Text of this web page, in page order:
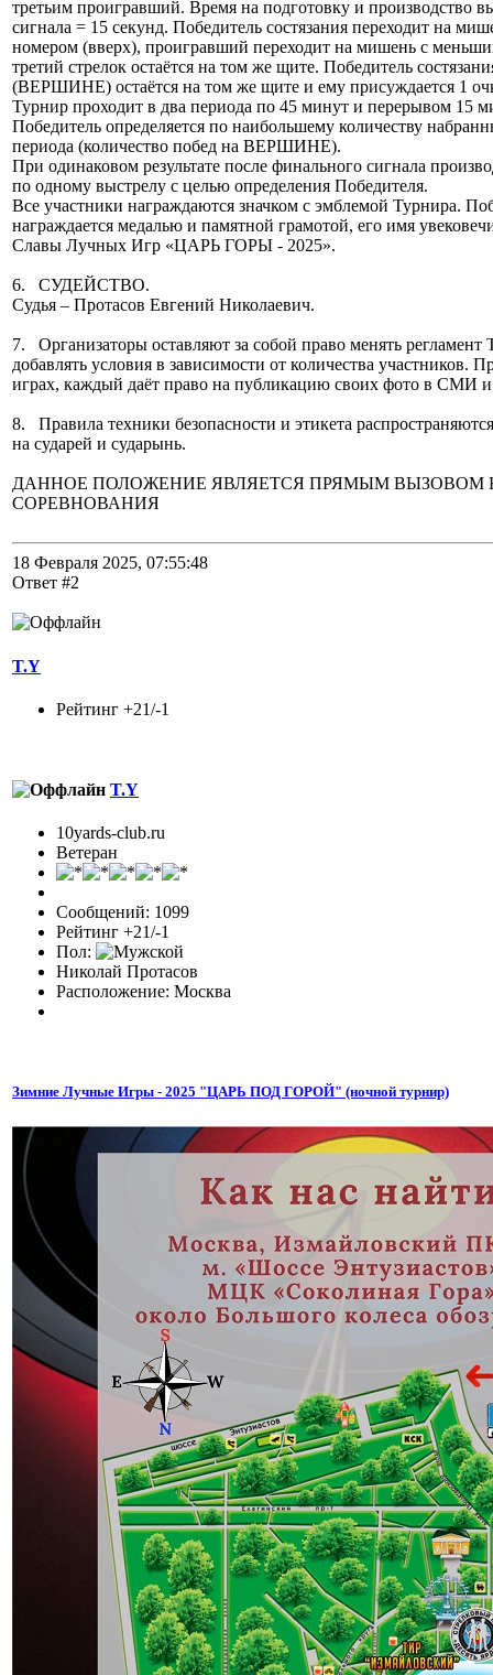
третьим проигравший. Время на подготовку и производство
сигнала = 15 секунд. Победитель состязания переходит на
номером (вверх), проигравший переходит на мишень с
третий стрелок остаётся на том же щите. Победитель
(ВЕРШИНЕ) остаётся на том же щите и ему присуждается 1
Турнир проходит в два периода по 45 минут и перерывом 15
Победитель определяется по наибольшему количеству
периода (количество побед на ВЕРШИНЕ).
При одинаковом результате после финального сигнала
по одному выстрелу с целью определения Победителя.
Все участники награждаются значком с эмблемой Турнира.
награждается медалью и памятной грамотой, его имя
Славы Лучных Игр «ЦАРЬ ГОРЫ - 2025».
6. СУДЕЙСТВО.
Судья – Протасов Евгений Николаевич.
7. Организаторы оставляют за собой право менять регламент
добавлять условия в зависимости от количества участников.
играх, каждый даёт право на публикацию своих фото в СМИ и
8. Правила техники безопасности и этикета
на сударей и сударынь.
ДАННОЕ ПОЛОЖЕНИЕ ЯВЛЯЕТСЯ ПРЯМЫМ ВЫЗОВОМ
СОРЕВНОВАНИЯ
18 Февраля 2025, 07:55:48
Ответ #2
T.Y
Рейтинг +21/-1
T.Y
10yards-club.ru
Ветеран
Сообщений: 1099
Рейтинг +21/-1
Пол:
Николай Протасов
Расположение: Москва
Зимние Лучные Игры - 2025 "ЦАРЬ ПОД ГОРОЙ" (ночной турнир)